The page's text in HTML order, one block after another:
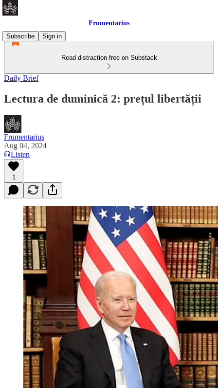
Frumentarius
Subscribe
Sign in
Read distraction-free on Substack
Daily Brief
Lectura de duminică 2: prețul libertății
Frumentarius
Aug 04, 2024
Listen
1